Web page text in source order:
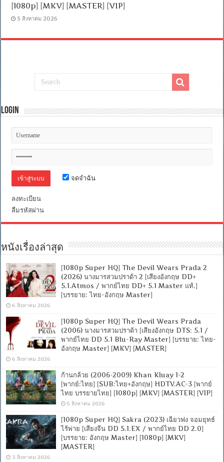
[1080p] [MKV] [MASTER] [VIP]
5 สิงหาคม 2026
Login
จดจำฉัน
ลงทะเบียน
ลืมรหัสผ่าน
หนังเรื่องล่าสุด
[1080p Super HQ] The Devil Wears Prada 2
(2026) นางมารสวมปราด้า 2 [เสียงอังกฤษ DD+
5.1.Atmos / พากย์ไทย DD+ 5.1 Master แท้.]
[บรรยาย: ไทย-อังกฤษ Master]
6 สิงหาคม 2026
[1080p Super HQ] The Devil Wears Prada
(2006) นางมารสวมปราด้า [เสียงอังกฤษ DTS: 5.1 /
พากย์ไทย DD 5.1 Blu-Ray Master] [บรรยาย: ไทย-
อังกฤษ Master] [MKV] [MASTER]
6 สิงหาคม 2026
ก้านกล้วย (2006-2009) Khan Kluay 1-2
[พากย์:ไทย] [SUB:ไทย+อังกฤษ] HDTV.AC-3 [พากย์
ไทย บรรยายไทย] [1080p] [MKV] [MASTER] [VIP]
5 สิงหาคม 2026
[1080p Super HQ] Sakra (2023) เฉียวฟง จอมยุทธ์
ไร้พ่าย [เสียงจีน DD 5.1.EX / พากย์ไทย DD 2.0]
[บรรยาย: อังกฤษ Master] [1080p] [MKV]
[MASTER]
3 สิงหาคม 2026